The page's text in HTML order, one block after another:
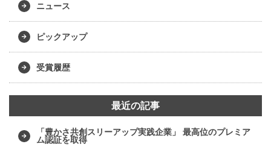
ニュース
ピックアップ
受賞履歴
最近の記事
「豊かさ共創スリーアップ実践企業」 最高位のプレミア
ム認証を取得